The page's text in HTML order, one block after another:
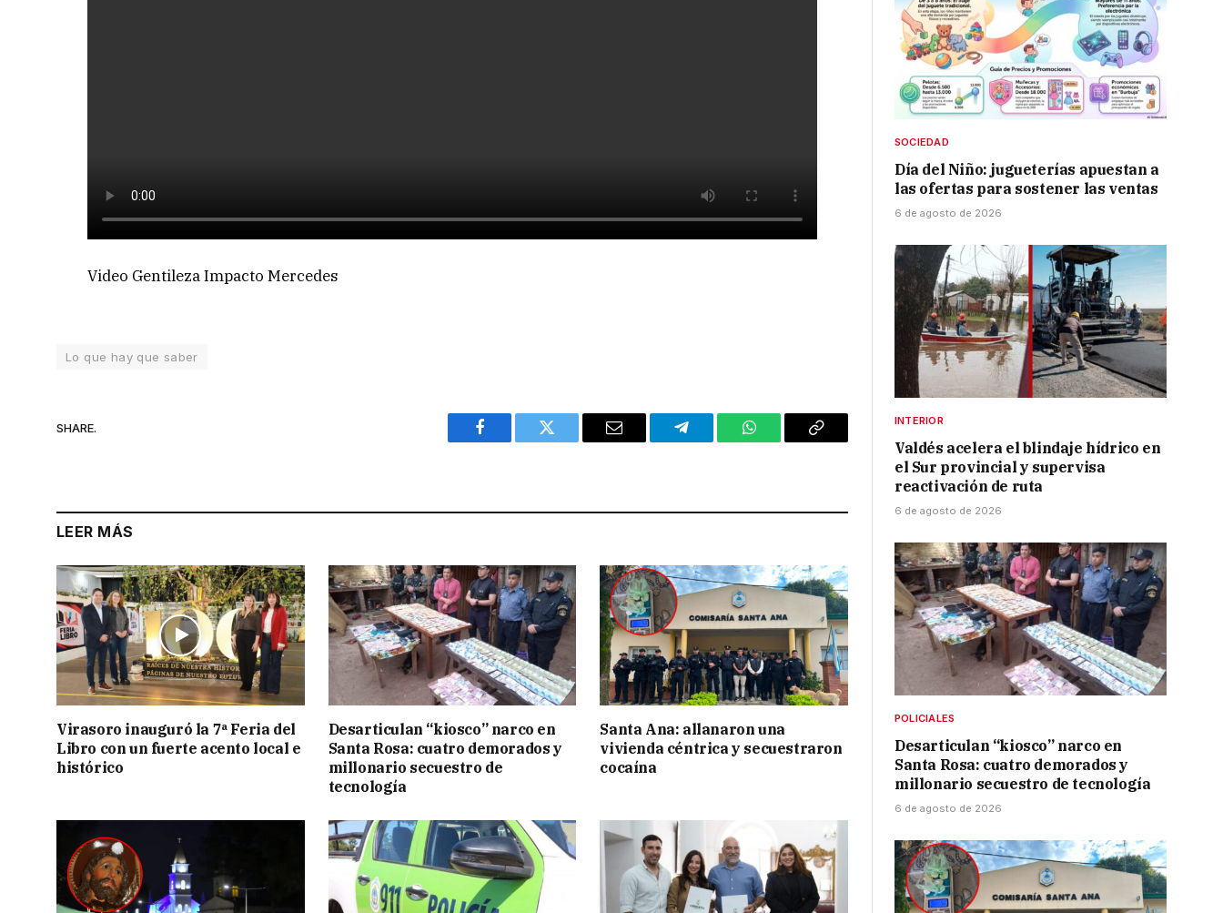
Video Gentileza Impacto Mercedes
Lo que hay que saber
SHARE.
Facebook Twitter Email Telegram WhatsAppCopy
LEER MÁS
Virasoro inauguró la 7ª Feria del
Libro con un fuerte acento local e
histórico
Desarticulan “kiosco” narco en
Santa Rosa: cuatro demorados y
millonario secuestro de
tecnología
Santa Ana: allanaron una
vivienda céntrica y secuestraron
cocaína
SOCIEDAD
Día del Niño: jugueterías apuestan a
las ofertas para sostener las ventas
6 de agosto de 2026
INTERIOR
Valdés acelera el blindaje hídrico en
el Sur provincial y supervisa
reactivación de ruta
6 de agosto de 2026
POLICIALES
Desarticulan “kiosco” narco en
Santa Rosa: cuatro demorados y
millonario secuestro de tecnología
6 de agosto de 2026